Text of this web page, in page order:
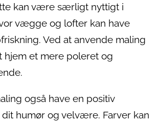
kan være særligt nyttigt i
vægge og lofter kan have
Ved at anvende maling
hjem et mere poleret og
også have en positiv
humør og velvære. Farver kan